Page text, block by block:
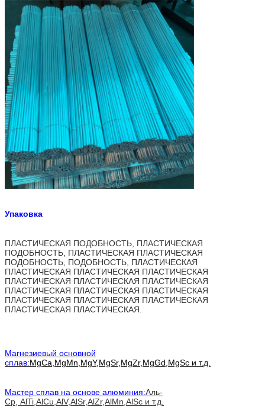
Упаковка
ПЛАСТИЧЕСКАЯ ПОДОБНОСТЬ, ПЛАСТИЧЕСКАЯ
ПОДОБНОСТЬ, ПЛАСТИЧЕСКАЯ ПЛАСТИЧЕСКАЯ
ПОДОБНОСТЬ, ПОДОБНОСТЬ, ПЛАСТИЧЕСКАЯ
ПЛАСТИЧЕСКАЯ ПЛАСТИЧЕСКАЯ ПЛАСТИЧЕСКАЯ
ПЛАСТИЧЕСКАЯ ПЛАСТИЧЕСКАЯ ПЛАСТИЧЕСКАЯ
ПЛАСТИЧЕСКАЯ ПЛАСТИЧЕСКАЯ ПЛАСТИЧЕСКАЯ
ПЛАСТИЧЕСКАЯ ПЛАСТИЧЕСКАЯ ПЛАСТИЧЕСКАЯ
ПЛАСТИЧЕСКАЯ ПЛАСТИЧЕСКАЯ.
Магнезиевый основной
сплав:MgCa,MgMn,MgY,MgSr,MgZr,MgGd,MgSc и т.д.
Мастер сплав на основе алюминия:Аль-
Ср, AlTi,AlCu,AlV,AlSr,AlZr,AlMn,AlSc и т.д.